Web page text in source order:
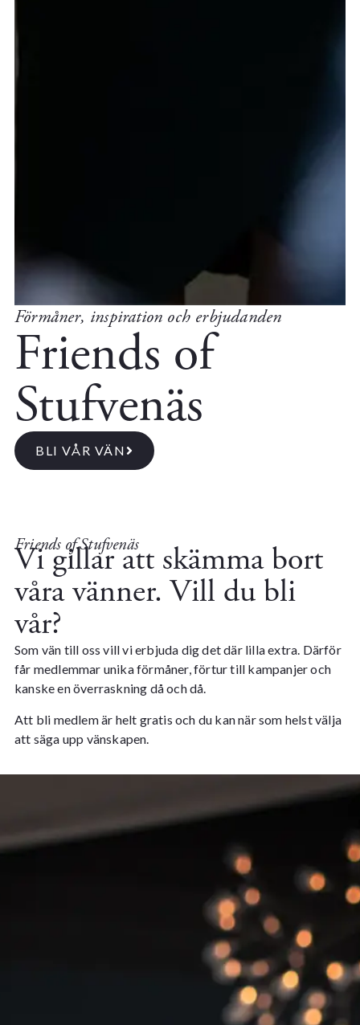
Förmåner, inspiration och erbjudanden
Friends of
Stufvenäs
BLI VÅR VÄN
Friends of Stufvenäs
Vi gillar att skämma bort
våra vänner. Vill du bli
vår?
Som vän till oss vill vi erbjuda dig det där lilla extra. Därför
får medlemmar unika förmåner, förtur till kampanjer och
kanske en överraskning då och då.
Att bli medlem är helt gratis och du kan när som helst välja
att säga upp vänskapen.